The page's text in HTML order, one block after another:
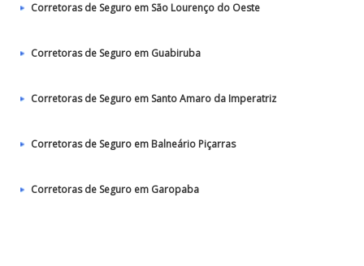
Corretoras de Seguro em São Lourenço do Oeste
Corretoras de Seguro em Guabiruba
Corretoras de Seguro em Santo Amaro da Imperatriz
Corretoras de Seguro em Balneário Piçarras
Corretoras de Seguro em Garopaba